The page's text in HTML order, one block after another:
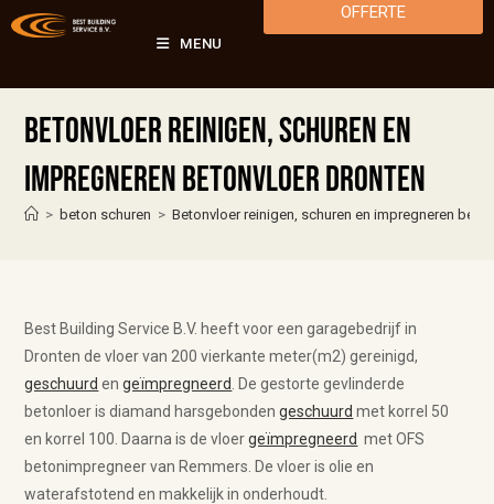
MENU
OFFERTE
Betonvloer reinigen, schuren en
impregneren betonvloer Dronten
> beton schuren > Betonvloer reinigen, schuren en impregneren
Best Building Service B.V. heeft voor een garagebedrijf in
Dronten de vloer van 200 vierkante meter(m2) gereinigd,
geschuurd engeïmpregneerd
. De gestorte gevlinderde
betonloer is diamand harsgebondengeschuurd met korrel 50
en korrel 100. Daarna is de vloergeïmpregneerd met OFS
betonimpregneer van Remmers. De vloer is olie en
waterafstotend en makkelijk in onderhoudt.